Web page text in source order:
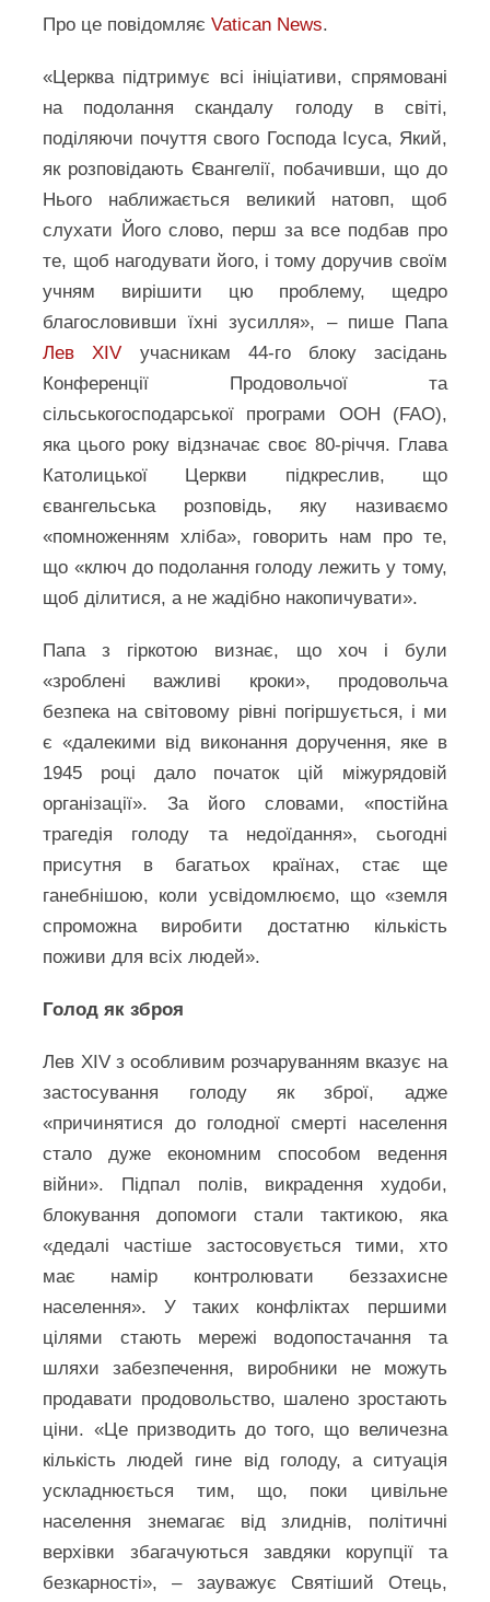
Про це повідомляєVatican News.
«Церква підтримує всі ініціативи, спрямовані
на подолання скандалу голоду в світі,
поділяючи почуття свого Господа Ісуса, Який,
як розповідають Євангелії, побачивши, що до
Нього наближається великий натовп, щоб
слухати Його слово, перш за все подбав про
те, щоб нагодувати його, і тому доручив своїм
учням вирішити цю проблему, щедро
благословивши їхні зусилля», – пише Папа
Лев XIV учасникам 44-го блоку засідань
Конференції Продовольчої та
сільськогосподарської програми ООН (FAO),
яка цього року відзначає своє 80-річчя. Глава
Католицької Церкви підкреслив, що
євангельська розповідь, яку називаємо
«помноженням хліба», говорить нам про те,
що «ключ до подолання голоду лежить у тому,
щоб ділитися, а не жадібно накопичувати».
Папа з гіркотою визнає, що хоч і були
«зроблені важливі кроки», продовольча
безпека на світовому рівні погіршується, і ми
є «далекими від виконання доручення, яке в
1945 році дало початок цій міжурядовій
організації». За його словами, «постійна
трагедія голоду та недоїдання», сьогодні
присутня в багатьох країнах, стає ще
ганебнішою, коли усвідомлюємо, що «земля
спроможна виробити достатню кількість
поживи для всіх людей».
Голод як зброя
Лев XIV з особливим розчаруванням вказує на
застосування голоду як зброї, адже
«причинятися до голодної смерті населення
стало дуже економним способом ведення
війни». Підпал полів, викрадення худоби,
блокування допомоги стали тактикою, яка
«дедалі частіше застосовується тими, хто
має намір контролювати беззахисне
населення». У таких конфліктах першими
цілями стають мережі водопостачання та
шляхи забезпечення, виробники не можуть
продавати продовольство, шалено зростають
ціни. «Це призводить до того, що величезна
кількість людей гине від голоду, а ситуація
ускладнюється тим, що, поки цивільне
населення знемагає від злиднів, політичні
верхівки збагачуються завдяки корупції та
безкарності», – зауважує Святіший Отець,